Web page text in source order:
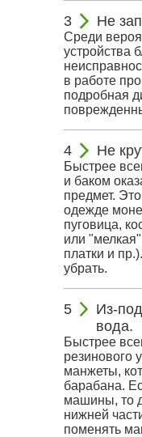
Не
Среди
устройства
в работе
подробная
Не
Быстрее
и баком
предмет.
одежде
пуговица,
или
платки и
убрать.
Из-
вода.
Быстрее
резинового
манжеты,
барабана.
машины, то
нижней
поменять